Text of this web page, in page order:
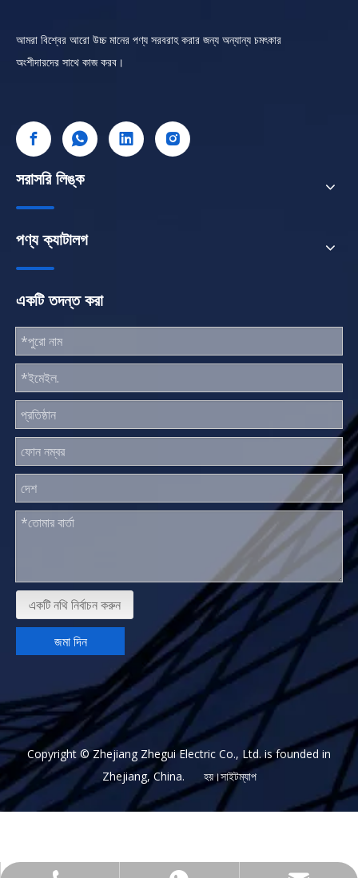
আমরা বিশ্বের আরো উচ্চ মানের পণ্য সরবরাহ করার জন্য অন্যান্য চমৎকার
অংশীদারদের সাথে কাজ করব।
সরাসরি লিঙ্ক
পণ্য ক্যাটালগ
একটি তদন্ত করা
একটি নথি নির্বাচন করুন
জমা দিন
Copyright © Zhejiang Zhegui Electric Co., Ltd. is founded in
Zhejiang, China. হয়।সাইটম্যাপ